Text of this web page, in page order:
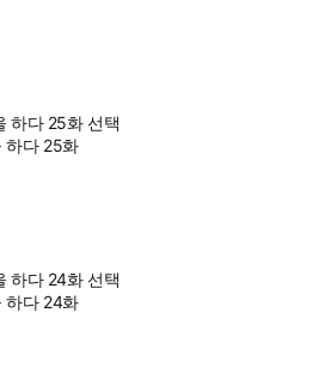
하다 25화 선택
하다 25화
하다 24화 선택
하다 24화